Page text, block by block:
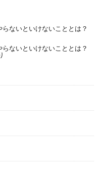
ないといけないこととは？
ないといけないこととは？